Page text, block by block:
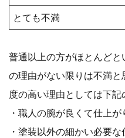
とても不満
普通以上の方がほとんど
の理由がない限りは不満
度の高い理由としては下記
・職人の腕が良くて仕上
・塗装以外の細かい必要